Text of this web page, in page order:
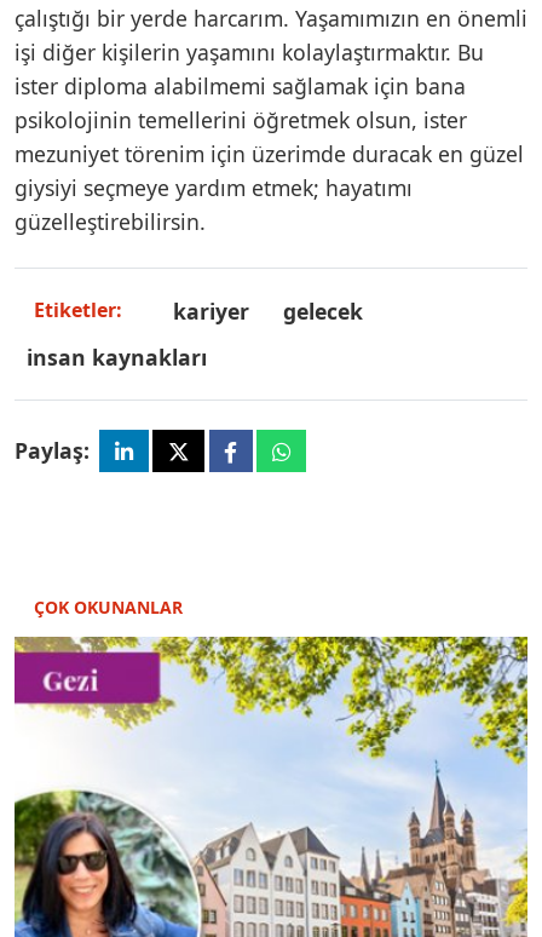
çalıştığı bir yerde harcarım. Yaşamımızın en önemli
işi diğer kişilerin yaşamını kolaylaştırmaktır. Bu
ister diploma alabilmemi sağlamak için bana
psikolojinin temellerini öğretmek olsun, ister
mezuniyet törenim için üzerimde duracak en güzel
giysiyi seçmeye yardım etmek; hayatımı
güzelleştirebilirsin.
Etiketler: kariyer
gelecek
insan kaynakları
Paylaş:
ÇOK OKUNANLAR